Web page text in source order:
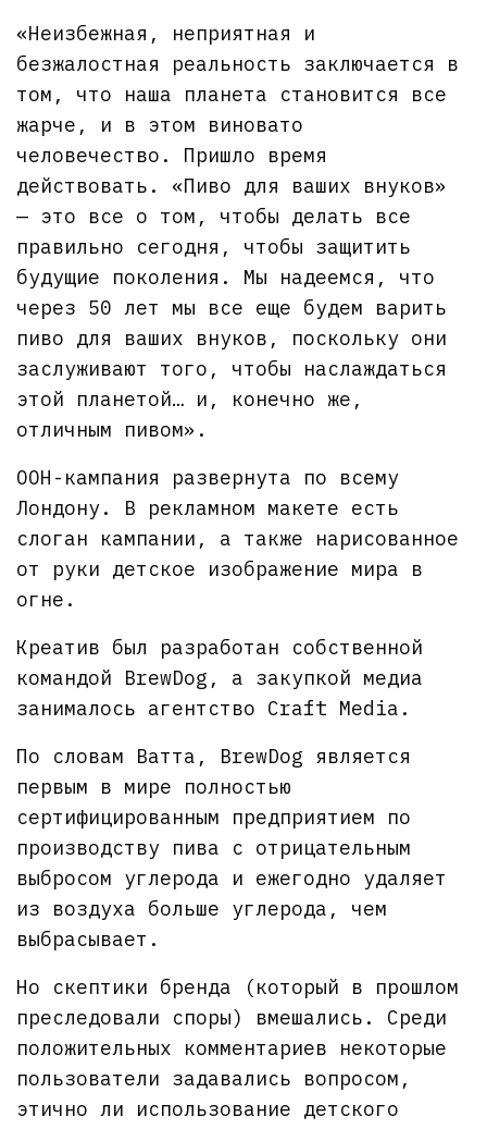
«Неизбежная, неприятная и
безжалостная реальность заключается в
том, что наша планета становится все
жарче, и в этом виновато
человечество. Пришло время
действовать. «Пиво для ваших внуков»
— это все о том, чтобы делать все
правильно сегодня, чтобы защитить
будущие поколения. Мы надеемся, что
через 50 лет мы все еще будем варить
пиво для ваших внуков, поскольку они
заслуживают того, чтобы наслаждаться
этой планетой… и, конечно же,
отличным пивом».
OOH-кампания развернута по всему
Лондону. В рекламном макете есть
слоган кампании, а также нарисованное
от руки детское изображение мира в
огне.
Креатив был разработан собственной
командой BrewDog, а закупкой медиа
занималось агентство Craft Media.
По словам Ватта, BrewDog является
первым в мире полностью
сертифицированным предприятием по
производству пива с отрицательным
выбросом углерода и ежегодно удаляет
из воздуха больше углерода, чем
выбрасывает.
Но скептики бренда (который в прошлом
преследовали споры) вмешались. Среди
положительных комментариев некоторые
пользователи задавались вопросом,
этично ли использование детского